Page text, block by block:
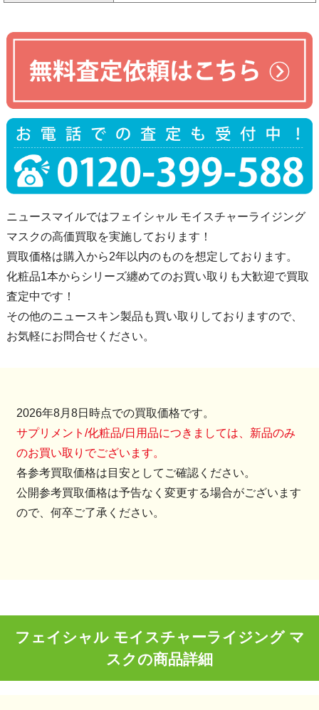
ニュースマイルではフェイシャル モイスチャーライジング
マスクの高価買取を実施しております！
買取価格は購入から2年以内のものを想定しております。
化粧品1本からシリーズ纏めてのお買い取りも大歓迎で買取
査定中です！
その他のニュースキン製品も買い取りしておりますので、
お気軽にお問合せください。
2026年8月8日時点での買取価格です。
サプリメント/化粧品/日用品につきましては、新品のみ
のお買い取りでございます。
各参考買取価格は目安としてご確認ください。
公開参考買取価格は予告なく変更する場合がございます
ので、何卒ご了承ください。
フェイシャル モイスチャーライジング マ
スクの商品詳細